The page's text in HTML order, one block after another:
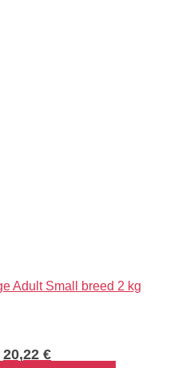
Adult Small breed 2 kg
20,22 €